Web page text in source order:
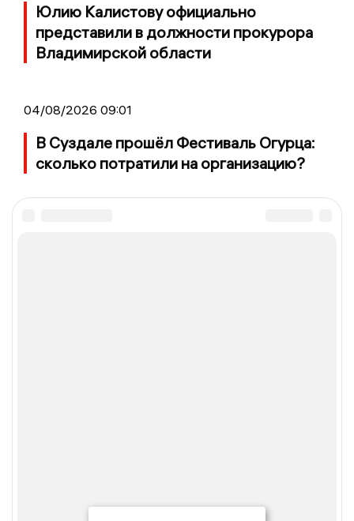
Юлию Калистову официально
представили в должности прокурора
Владимирской области
04/08/2026 09:01
В Суздале прошёл Фестиваль Огурца:
сколько потратили на организацию?